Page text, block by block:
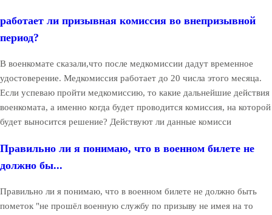
работает ли призывная комиссия во внепризывной
период?
В военкомате сказали,что после медкомиссии дадут временное
удостоверение. Медкомиссия работает до 20 числа этого месяца.
Если успеваю пройти медкомиссию, то какие дальнейшие действия
военкомата, а именно когда будет проводится комиссия, на которой
будет выносится решение? Действуют ли данные комисси
Правильно ли я понимаю, что в военном билете не
должно бы...
Правильно ли я понимаю, что в военном билете не должно быть
пометок "не прошёл военную службу по призыву не имея на то